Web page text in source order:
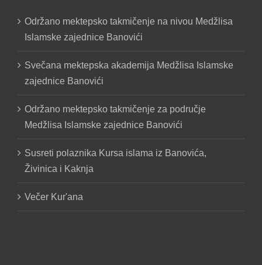
Održano mektepsko takmičenje na nivou Medžlisa
Islamske zajednice Banovići
Svečana mektepska akademija Medžlisa Islamske
zajednice Banovići
Održano mektepsko takmičenje za područje
Medžlisa Islamske zajednice Banovići
Susreti polaznika Kursa islama iz Banovića,
Živinica i Kaknja
Večer Kur'ana